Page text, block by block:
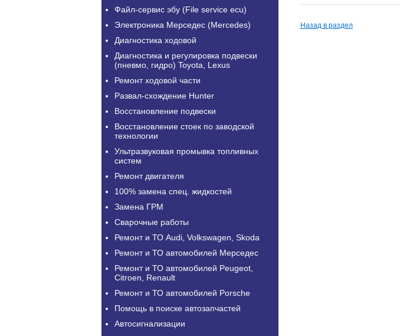
Файл-сервис эбу (File service ecu)
Электроника Мерседес (Mercedes)
Диагностика ходовой
Диагностика и регулировка подвески
(пневмо, гидро) Toyota, Lexus
Ремонт ходовой части
Развал-схождение Hunter
Восстановление подвески
Восстановление стоек по заводской
технологии
Ультразвуковая промывка топливных
систем
Ремонт двигателя
100% замена спец. жидкостей
Замена ГРМ
Сварочные работы
Ремонт и ТО Audi, Volkswagen, Skoda
Ремонт и ТО автомобилей Мерседес
Ремонт и ТО автомобилей Peugeot,
Citroen, Renault
Ремонт и ТО автомобилей Porsche
Помощь в поиске автозапчастей
Автосигнализации
Назад в раздел